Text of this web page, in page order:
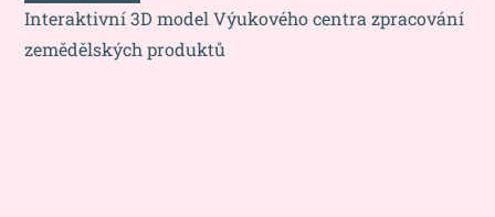
Interaktivní 3D model Výukového centra zpracování
zemědělských produktů